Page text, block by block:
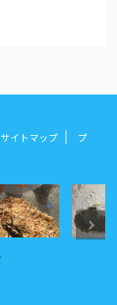
サイトマップ
プ